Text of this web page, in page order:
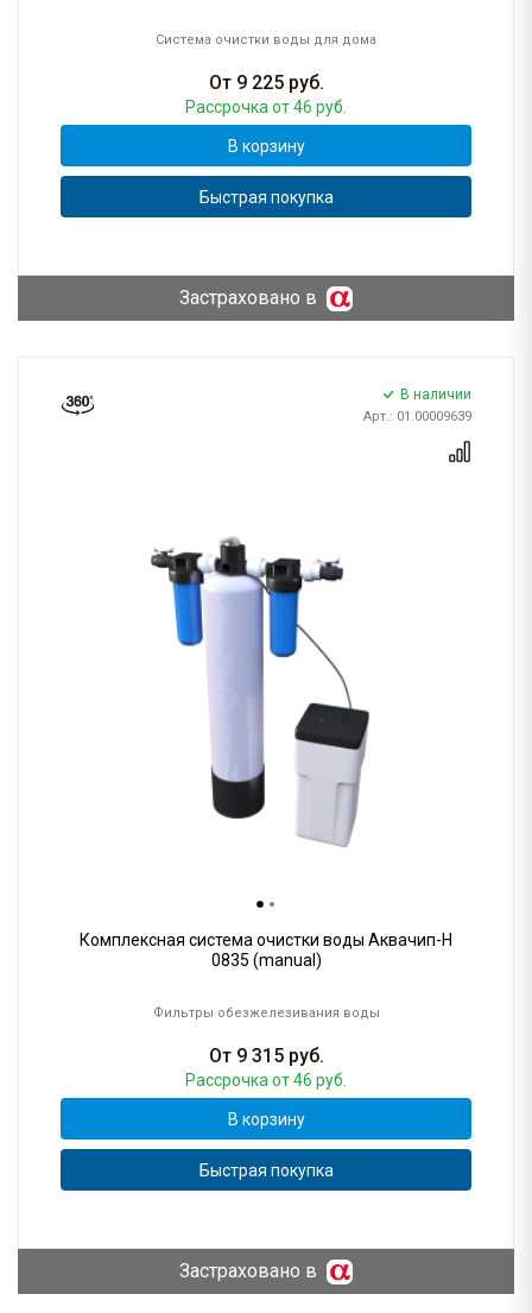
Система очистки воды для дома
От 9 225руб.
Рассрочка от 46 руб.
В корзину
Быстрая покупка
Застраховано в
В наличии
Арт.: 01.00009639
Комплексная система очистки воды Аквачип-H
0835 (manual)
Фильтры обезжелезивания воды
От 9 315руб.
Рассрочка от 46 руб.
В корзину
Быстрая покупка
Застраховано в